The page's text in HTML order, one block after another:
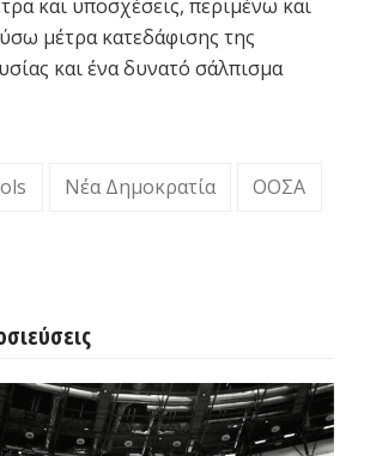
και υποσχέσεις, περιμένω και
μέτρα κατεδάφισης της
και ένα δυνατό σάλπισμα
Νέα Δημοκρατία ΟΟΣΑ